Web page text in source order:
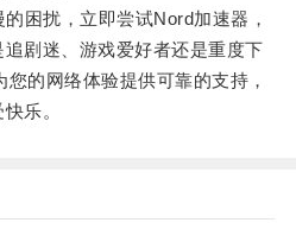
扰，立即尝试Nord加速器，
剧迷、游戏爱好者还是重度下
的网络体验提供可靠的支持，
乐。